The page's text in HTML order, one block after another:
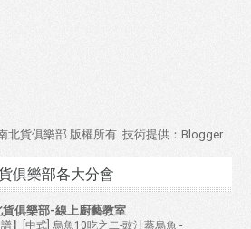
北貨俱樂部 版權所有. 技術提供： Blogger.
俱樂部各大分會
貨俱樂部-線上廚藝教室
】[中式] 烏魚10吃之二-豉汁蒸烏魚 -